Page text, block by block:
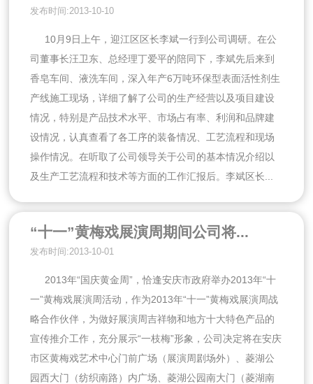
发布时间:2013-10-10
10月9日上午，迎江区区长李斌一行到公司调研。在公
司董事长汪卫东、总经理丁爱平的陪同下，李斌先后来到
香皂车间、液洗车间，深入年产6万吨环保型表面活性剂生
产线施工现场，详细了解了公司的生产经营以及项目建设
情况，特别是产品技术水平、市场占有率、利润和品牌建
设情况，认真查看了各工序的装备情况、工艺流程和现场
操作情况。在听取了公司领导关于公司的基本情况介绍以
及生产工艺流程和技术等方面的工作汇报后。李斌区长...
“十一”黄梅戏展演周期间公司将...
发布时间:2013-10-01
2013年“国庆黄金周”，恰逢安庆市政府举办2013年“十
一”黄梅戏展演周活动，作为2013年“十一”黄梅戏展演周战
略合作伙伴，为做好展演周吉祥物和地方十大特色产品的
宣传推介工作，充分展示“一枝梅”形象，公司决定将在安庆
市区黄梅戏艺术中心门前广场（展演周剧场外）、菱湖公
园西大门（纺织南路）内广场、菱湖公园南大门（菱湖南